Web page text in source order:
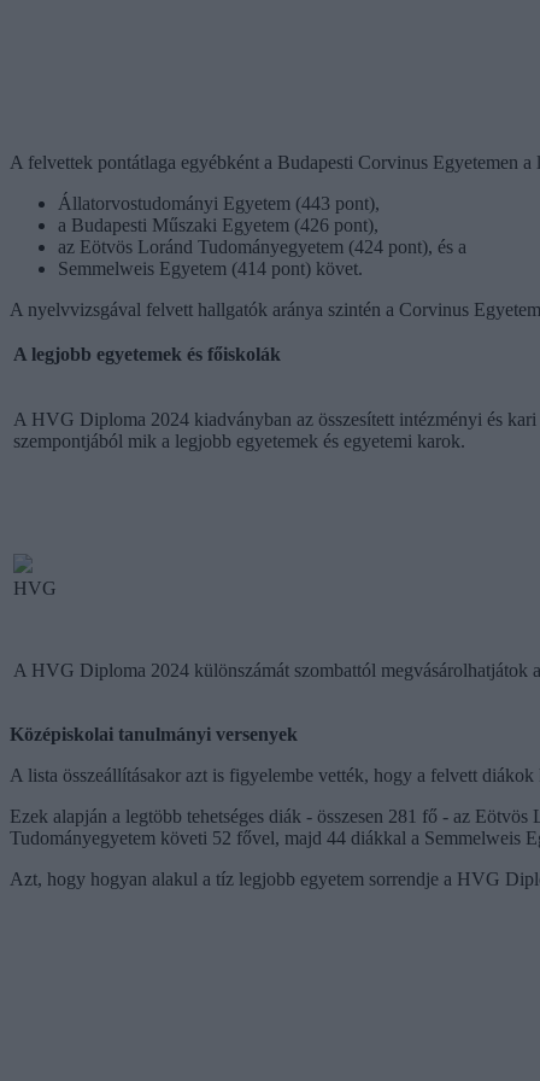
A felvettek pontátlaga egyébként a Budapesti Corvinus Egyetemen
Állatorvostudományi Egyetem (443 pont),
a Budapesti Műszaki Egyetem (426 pont),
az Eötvös Loránd Tudományegyetem (424 pont), és a
Semmelweis Egyetem (414 pont) követ.
A nyelvvizsgával felvett hallgatók aránya szintén a Corvinus
A legjobb egyetemek és főiskolák
A HVG Diploma 2024 kiadványban az összesített intézményi és
szempontjából mik a legjobb egyetemek és egyetemi karok.
HVG
A HVG Diploma 2024 különszámát szombattól megvásárolhatjátok
Középiskolai tanulmányi versenyek
A lista összeállításakor azt is figyelembe vették, hogy a felvett
Ezek alapján a legtöbb tehetséges diák - összesen 281 fő - az
Tudományegyetem követi 52 fővel, majd 44 diákkal a Semmelweis
Azt, hogy hogyan alakul a tíz legjobb egyetem sorrendje a HVG